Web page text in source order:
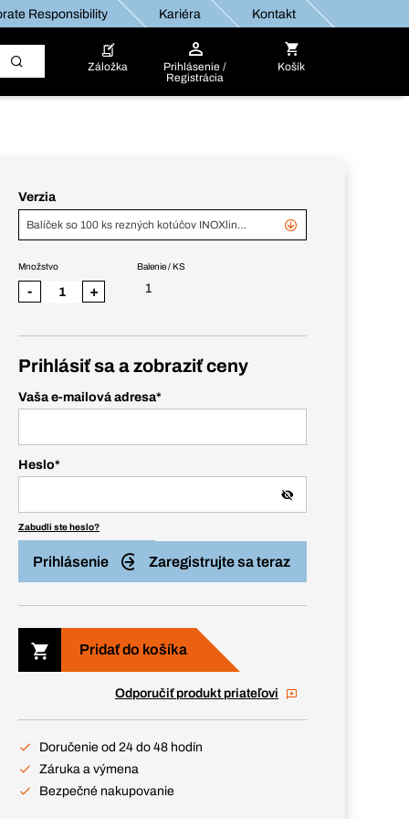
Responsibility Kariéra Kontakt
Záložka
Prihlásenie /
Registrácia
Košík
Verzia
Balíček so 100 ks rezných kotúčov INOXline Top 125 x 1 x 22 mm
Balenie / KS
1
Množstvo
- +
Prihlásiť sa a zobraziť ceny
Vaša e-mailová adresa*
Heslo*
Zabudli ste heslo?
Prihlásenie Zaregistrujte sa teraz
Pridať do košíka
Odporučiť produkt priateľovi
Doručenie od 24 do 48 hodín
Záruka a výmena
Bezpečné nakupovanie